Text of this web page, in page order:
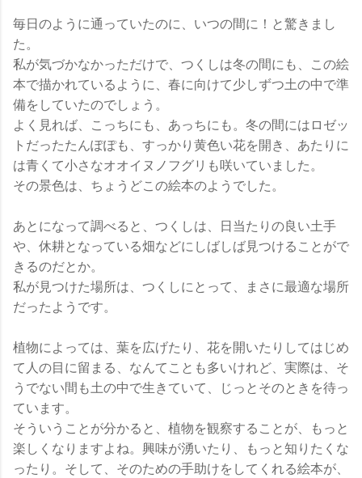
毎日のように通っていたのに、いつの間に！と驚きまし
た。
私が気づかなかっただけで、つくしは冬の間にも、この絵
本で描かれているように、春に向けて少しずつ土の中で準
備をしていたのでしょう。
よく見れば、こっちにも、あっちにも。冬の間にはロゼッ
トだったたんぽぽも、すっかり黄色い花を開き、あたりに
は青くて小さなオオイヌノフグリも咲いていました。
その景色は、ちょうどこの絵本のようでした。
あとになって調べると、つくしは、日当たりの良い土手
や、休耕となっている畑などにしばしば見つけることがで
きるのだとか。
私が見つけた場所は、つくしにとって、まさに最適な場所
だったようです。
植物によっては、葉を広げたり、花を開いたりしてはじめ
て人の目に留まる、なんてことも多いけれど、実際は、そ
うでない間も土の中で生きていて、じっとそのときを待っ
ています。
そういうことが分かると、植物を観察することが、もっと
楽しくなりますよね。興味が湧いたり、もっと知りたくな
ったり。そして、そのための手助けをしてくれる絵本が、